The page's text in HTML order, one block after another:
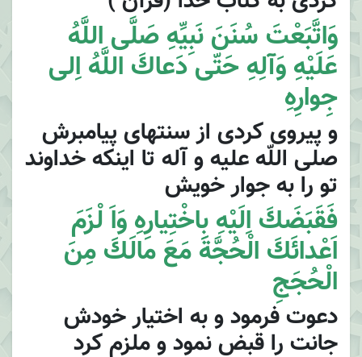
وَاتَّبَعْتَ سُنَنَ نَبِيِّهِ صَلَّى اللَّهُ
عَلَيْهِ وَآلِهِ حَتّى دَعاكَ اللَّهُ اِلى
جِوارِهِ
و پيروى كردى از سنتهاى پيامبرش
صلى اللّه عليه و آله تا اينكه خداوند
تو را به جوار خويش
فَقَبَضَكَ اِلَيْهِ بِاخْتِيارِهِ وَاَ لْزَمَ
اَعْدائَكَ الْحُجَّةَ مَعَ مالَكَ مِنَ
الْحُجَجِ
دعوت فرمود و به اختيار خودش
جانت را قبض نمود و ملزم كرد